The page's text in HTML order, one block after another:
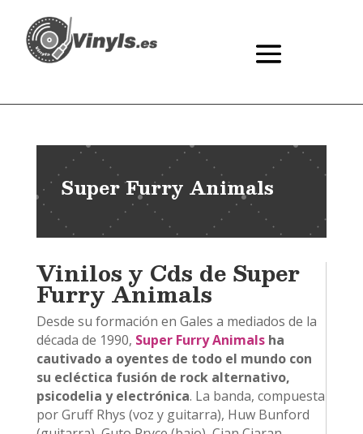
Super Furry Animals
Vinilos y Cds de Super
Furry Animals
Desde su formación en Gales a mediados de la
década de 1990, Super Furry Animals ha
cautivado a oyentes de todo el mundo con
su ecléctica fusión de rock alternativo,
psicodelia y electrónica. La banda, compuesta
por Gruff Rhys (voz y guitarra), Huw Bunford